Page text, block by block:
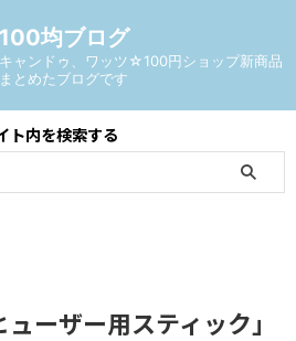
均ブログ
ャンドゥ、ワッツ☆100円ショップ新商品
とめたブログです
ト内を検索する
ーザー用スティック」